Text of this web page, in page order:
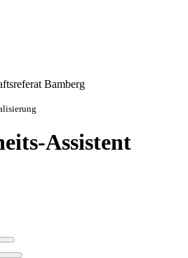
Bamberg
Assistent